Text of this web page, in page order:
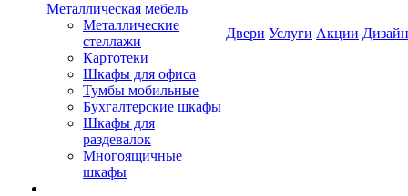
Металлическая мебель
Металлические
стеллажи
Картотеки
Шкафы для офиса
Тумбы мобильные
Бухгалтерские шкафы
Шкафы для
раздевалок
Многоящичные
шкафы
Двери Услуги Акции